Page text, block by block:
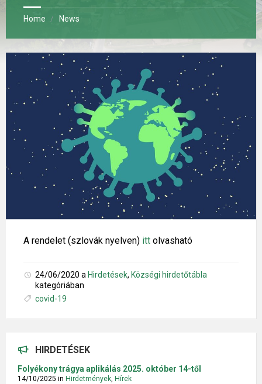
Home News
A rendelet (szlovák nyelven) itt olvasható
24/06/2020 a Hirdetések, Községi hirdetőtábla
kategóriában
Tags:
covid-19
HIRDETÉSEK
Folyékony trágya aplikálás 2025. október 14-től
14/10/2025 in Hirdetmények, Hírek